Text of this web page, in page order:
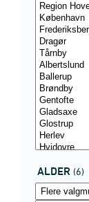
ALDER (6)